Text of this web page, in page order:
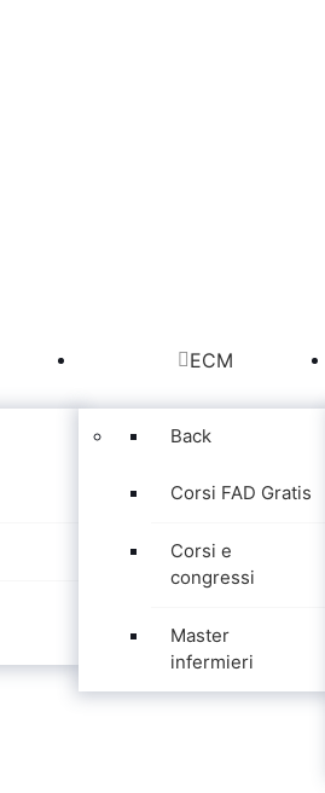
ECM
Back
Corsi FAD Gratis
Corsi e
congressi
Master
infermieri